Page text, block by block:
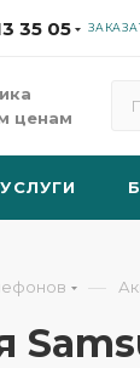
35 05
ценам
УСЛУГИ
—